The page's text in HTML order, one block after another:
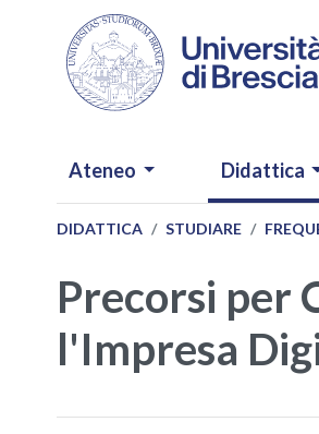
Salta al contenuto principale
NAVIGAZIONE
Ateneo Didattica
DIDATTICA STUDIARE
Precorsi per
l'Impresa